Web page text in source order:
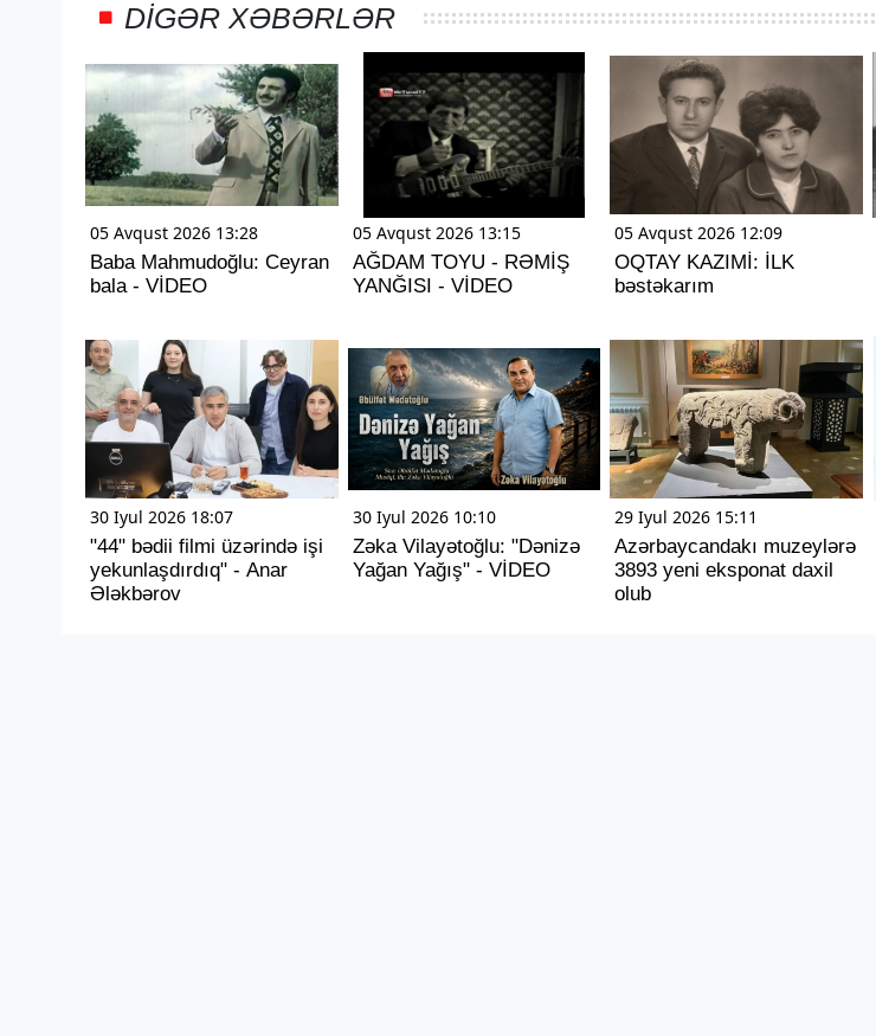
DIGƏR XƏBƏRLƏR
05 Avqust 2026 13:28
Baba Mahmudoğlu: Ceyran
bala - VİDEO
05 Avqust 2026 13:15
AĞDAM TOYU - RƏMİŞ
YANĞISI - VİDEO
05 Avqust 2026 12:09
OQTAY KAZIMİ: İLK
bəstəkarım
30 Iyul 2026 18:07
"44" bədii filmi üzərində işi
yekunlaşdırdıq" - Anar
Ələkbərov
30 Iyul 2026 10:10
Zəka Vilayətoğlu: "Dənizə
Yağan Yağış" - VİDEO
29 Iyul 2026 15:11
Azərbaycandakı muzeylərə
3893 yeni eksponat daxil
olub